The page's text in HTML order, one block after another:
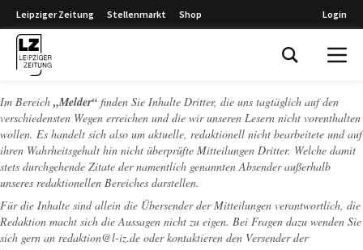
Leipziger Zeitung Stellenmarkt Shop Login
Im Bereich „Melder“ finden Sie Inhalte Dritter, die uns tagtäglich auf den
verschiedensten Wegen erreichen und die wir unseren Lesern nicht vorenthalten
wollen. Es handelt sich also um aktuelle, redaktionell nicht bearbeitete und auf
ihren Wahrheitsgehalt hin nicht überprüfte Mitteilungen Dritter. Welche damit
stets durchgehende Zitate der namentlich genannten Absender außerhalb
unseres redaktionellen Bereiches darstellen.
Für die Inhalte sind allein die Übersender der Mitteilungen verantwortlich, die
Redaktion macht sich die Aussagen nicht zu eigen. Bei Fragen dazu wenden Sie
sich gern an redaktion@l-iz.de oder kontaktieren den Versender der